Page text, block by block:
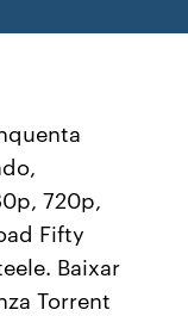
720p,
Fifty
Baixar
Torrent